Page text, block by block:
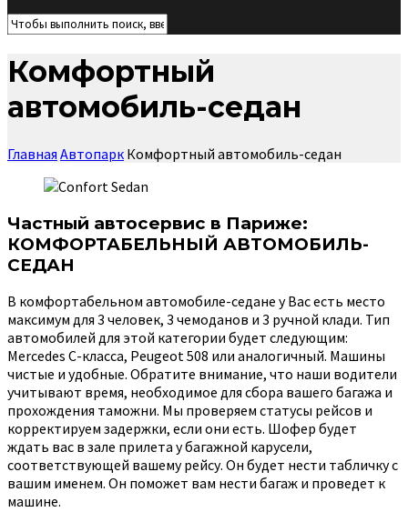
Комфортный
автомобиль-седан
Главная Автопарк Комфортный автомобиль-седан
Частный автосервис в Париже:
КОМФОРТАБЕЛЬНЫЙ АВТОМОБИЛЬ-
СЕДАН
В комфортабельном автомобиле-седане у Вас есть место
максимум для 3 человек, 3 чемоданов и 3 ручной клади. Тип
автомобилей для этой категории будет следующим:
Mercedes C-класса, Peugeot 508 или аналогичный. Машины
чистые и удобные. Обратите внимание, что наши водители
учитывают время, необходимое для сбора вашего багажа и
прохождения таможни. Мы проверяем статусы рейсов и
корректируем задержки, если они есть. Шофер будет
ждать вас в зале прилета у багажной карусели,
соответствующей вашему рейсу. Он будет нести табличку с
вашим именем. Он поможет вам нести багаж и проведет к
машине.